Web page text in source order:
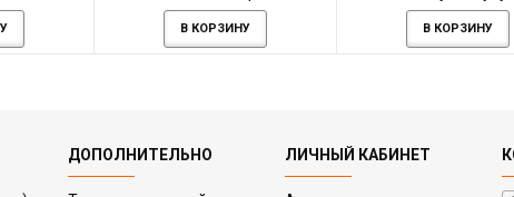
фонтаном из шаров с
эмблемой Супермен
В КОРЗИНУ В КОРЗИНУ
ДОПОЛНИТЕЛЬНО ЛИЧНЫЙ КАБИНЕТ